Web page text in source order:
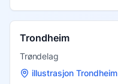
Trondheim
Trøndelag
illustrasjon Trondheim